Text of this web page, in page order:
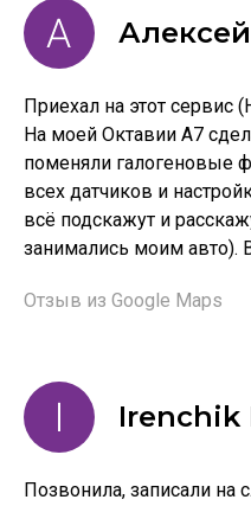
Приехал на этот сервис
На моей Октавии А7
поменяли галогеновые
всех датчиков и
всё подскажут и
занимались моим авто).
Отзыв из Google Maps
Позвонила, записали
Irenchik